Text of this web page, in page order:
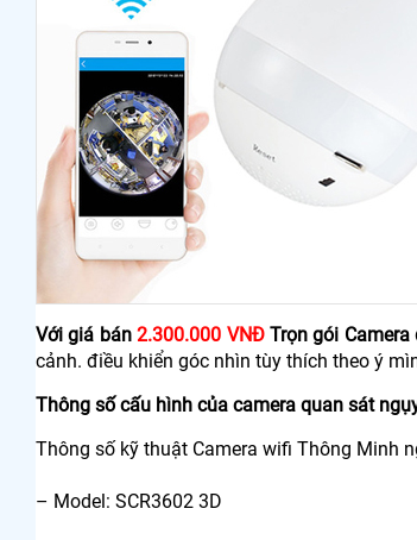
Với giá bán2.300.000 VNĐTrọn gói Camera
cảnh. điều khiển góc nhìn tùy thích theo ý
Thông số cấu hình của camera quan sát
Thông số kỹ thuật Camera wifi Thông Minh
– Model: SCR3602 3D